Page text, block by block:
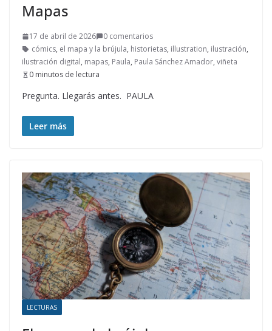
Mapas
17 de abril de 2026
0 comentarios
cómics, el mapa y la brújula, historietas, illustration, ilustración,
ilustración digital, mapas, Paula, Paula Sánchez Amador, viñeta
0 minutos de lectura
Pregunta. Llegarás antes. PAULA
Leer más
LECTURAS